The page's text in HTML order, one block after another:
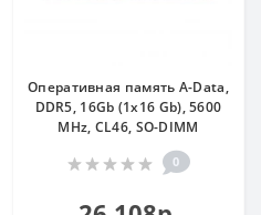
Оперативная память A-Data,
DDR5, 16Gb (1x16 Gb), 5600
MHz, CL46, SO-DIMM
0